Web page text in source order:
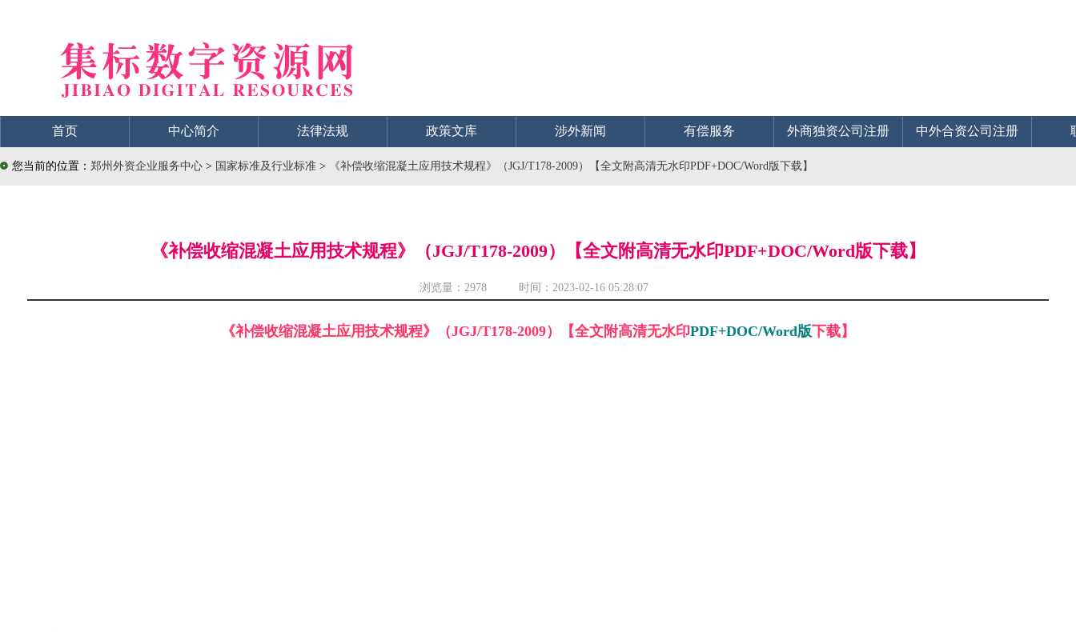
首页 中心简介 法律法规 政策文库 涉外新闻 有偿服务 外商独资公司注册 中外合资公司注册
您当前的位置： 郑州外资企业服务中心 > 国家标准及行业标准 > 《补偿收缩混凝土应用技术规程》（JGJ/T178-2009）【全文附高清无水印PDF+DOC/Word版下载】
《补偿收缩混凝土应用技术规程》（JGJ/T178-2009）【全文附高清无水印PDF+DOC/Word版下载】
浏览量： 2978 时间：2023-02-16 05:28:07
《补偿收缩混凝土应用技术规程》（JGJ/T178-2009）【全文附高清无水印PDF+DOC/Word版下载】